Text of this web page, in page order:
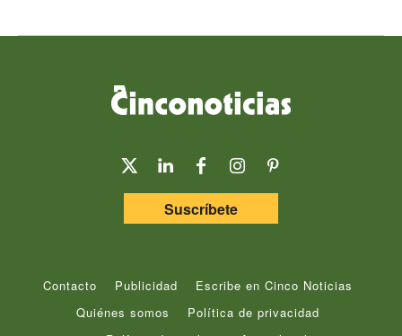
Suscríbete
Contacto Publicidad
Escribe en Cinco Noticias
Quiénes somos
Política de privacidad